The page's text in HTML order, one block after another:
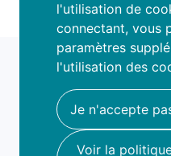
l'utilisation de
connectant, vous
paramètres
l'utilisation des
Je n'accepte
Voir la
famio
hello@famio.be
A propos